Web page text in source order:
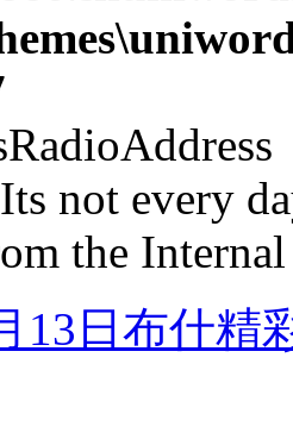
not every
the
13日布什精